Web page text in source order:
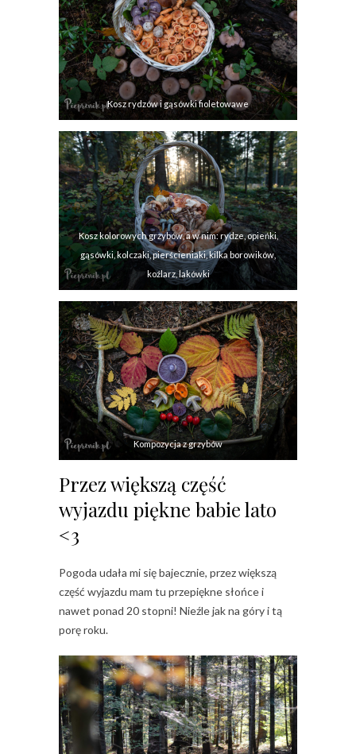
Kosz rydzów i gąsówki fioletowawe
Kosz kolorowych grzybów, a w nim: rydze, opieńki,
gąsówki, kolczaki, pierścieniaki, kilka borowików,
koźlarz, lakówki
Kompozycja z grzybów
Przez większą część
wyjazdu piękne babie lato
<3
Pogoda udała mi się bajecznie, przez większą
część wyjazdu mam tu przepiękne słońce i
nawet ponad 20 stopni! Nieźle jak na góry i tą
porę roku.